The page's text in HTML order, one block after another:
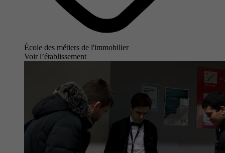
École des métiers de l'immobilier
Voir l’établissement